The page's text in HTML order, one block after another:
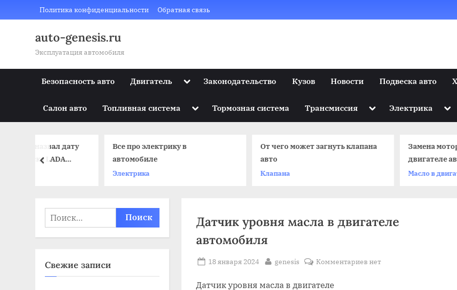
to
Политика конфиденциальности Обратная связь
auto-genesis.ru
Эксплуатация автомобиля
Безопасность авто Двигатель ToggleЗаконодательство Кузов Новости Подвеска авто
Салон авто Топливная система Toggle
menu
Тормозная система Трансмиссия Toggle
menu
Электрика
Все про электрику в
автомобиле
От чего может загнуть клапана
Замена моторного масла в
двигателе автомобиля
Масло в двигатель
prev
Датчик уровня масла в двигателе
автомобиля
Posted
18 января 2024 By
genesis Комментариев к
нет
Датчик уровня масла в двигателе
Найти:
Свежие записи